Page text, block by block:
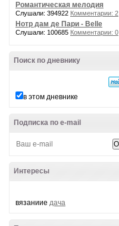
Романтическая мелодия
Слушали: 394922 Комментарии: 2
Нотр дам де Пари - Belle
Слушали: 100685 Комментарии: 0
Поиск по дневнику
в этом дневнике
Подписка по e-mail
Интересы
вязаниие дача